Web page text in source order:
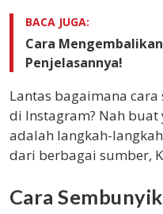
BACA JUGA:
Cara
Penjelasannya!
Lantas bagaimana
di Instagram? Nah
adalah langkah-
dari berbagai sumber,
Cara